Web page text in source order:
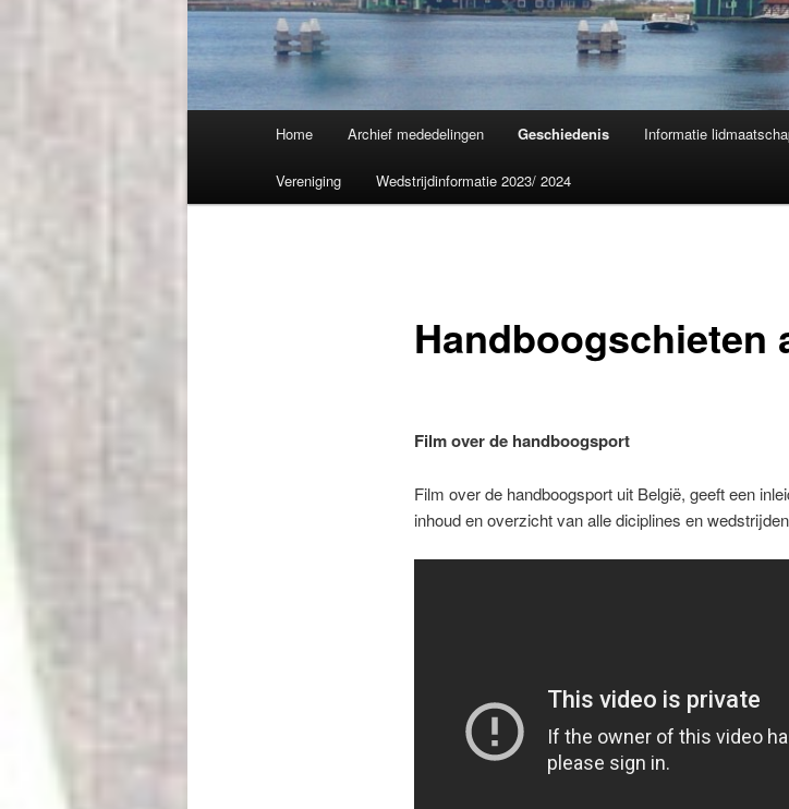
Home Archief mededelingen Geschiedenis Informatie
Vereniging Wedstrijdinformatie 2023/ 2024
Handboogschieten
Film over de handboogsport
Film over de handboogsport uit België, geeft een
inhoud en overzicht van alle diciplines en